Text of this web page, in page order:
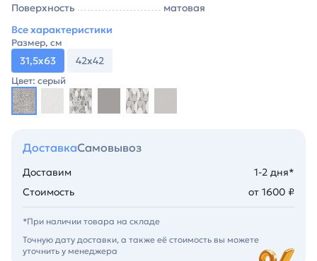
Поверхность
матовая
Все характеристики
Размер, см
31,5х63 42х42
Цвет: серый
ДоставкаСамовывоз
Доставим
1-2 дня*
Стоимость
от 1600 ₽
*При наличии товара на складе
Точную дату доставки, а также её стоимость вы можете
уточнить у менеджера